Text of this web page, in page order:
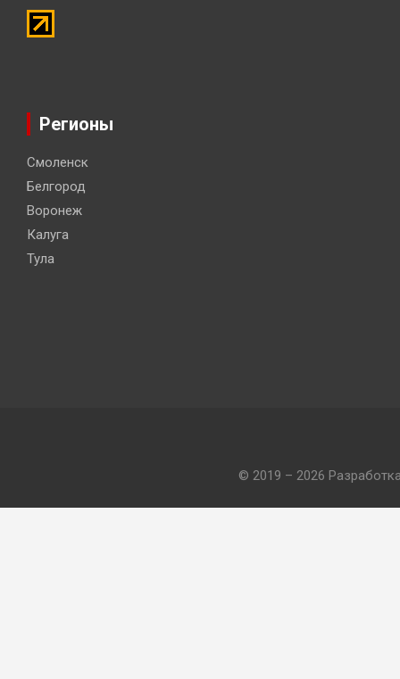
Регионы
Смоленск
Белгород
Воронеж
Калуга
Тула
© 2019 – 2026